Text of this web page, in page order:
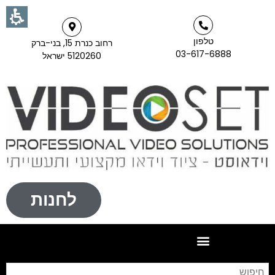
טלפון
03-617-6888
רחוב כנרת 15, בני-ברק
5120260 ישראל
לחנות